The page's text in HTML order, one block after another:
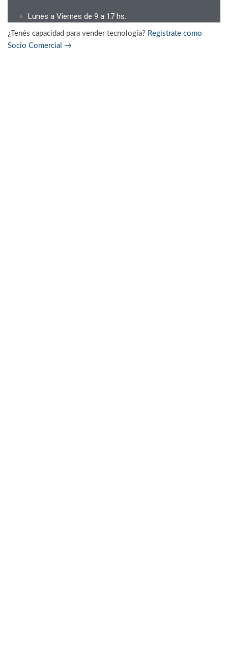
Lunes a Viernes de 9 a 17 hs.
¿Tenés capacidad para vender tecnología? Registrate como
Socio Comercial →